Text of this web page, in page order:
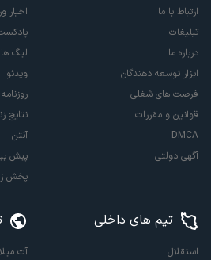
ارتباط با ما
تبلیغات
درباره ما
ابزار توسعه دهندگان
فرصت های شغلی
قوانین و مقررات
DMCA
آگهی دولتی
اخبار
لیگ
ویدئو
روزنامه
نتایج
آنتن
پیش
پخش
تیم های داخلی
استقلال
آث